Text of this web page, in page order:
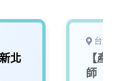
北
台北
【產
師